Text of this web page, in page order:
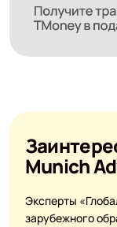
Munich
Эксперты
зарубежного